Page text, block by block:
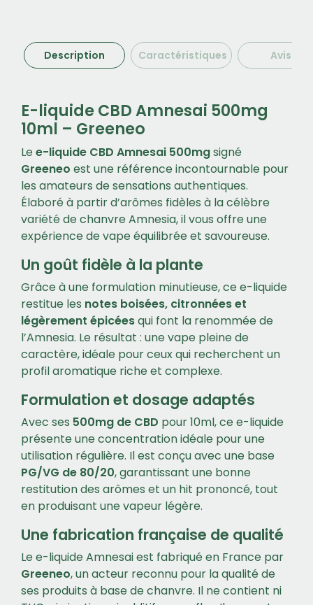
Description Caractéristiques Avis (1)
E-liquide CBD Amnesai 500mg
10ml – Greeneo
Lee-liquide CBD Amnesai 500mgsigné
Greeneo est une référence incontournable pour
les amateurs de sensations authentiques.
Élaboré à partir d’arômes fidèles à la célèbre
variété de chanvre Amnesia, il vous offre une
expérience de vape équilibrée et savoureuse.
Un goût fidèle à la plante
Grâce à une formulation minutieuse, ce e-liquide
restitue les notes boisées, citronnées et
légèrement épicéesqui font la renommée de
l’Amnesia. Le résultat : une vape pleine de
caractère, idéale pour ceux qui recherchent un
profil aromatique riche et complexe.
Formulation et dosage adaptés
Avec ses 500mg de CBD pour 10ml, ce e-liquide
présente une concentration idéale pour une
utilisation régulière. Il est conçu avec une base
PG/VG de 80/20, garantissant une bonne
restitution des arômes et un hit prononcé, tout
en produisant une vapeur légère.
Une fabrication française de qualité
Le e-liquide Amnesai est fabriqué en France par
Greeneo, un acteur reconnu pour la qualité de
ses produits à base de chanvre. Il ne contient ni